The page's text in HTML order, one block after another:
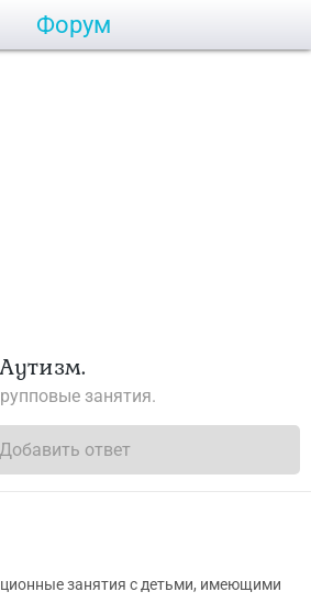
Форум
занятия.
Добавить ответ
занятия с детьми, имеющими